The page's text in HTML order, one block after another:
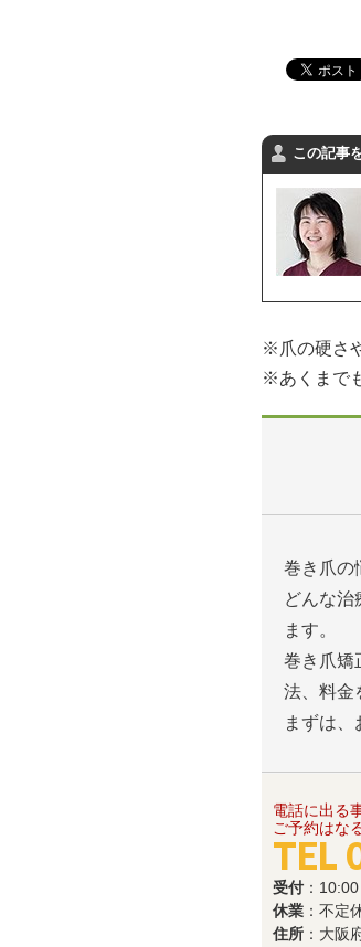
この記事
※爪の硬さ
※あくまで
巻き爪の
どんな治
ます。
巻き爪矯
法、料金
まずは、
電話に出る
ご予約はな
TEL
受付 ：
休業 ：不定
住所 ：大阪